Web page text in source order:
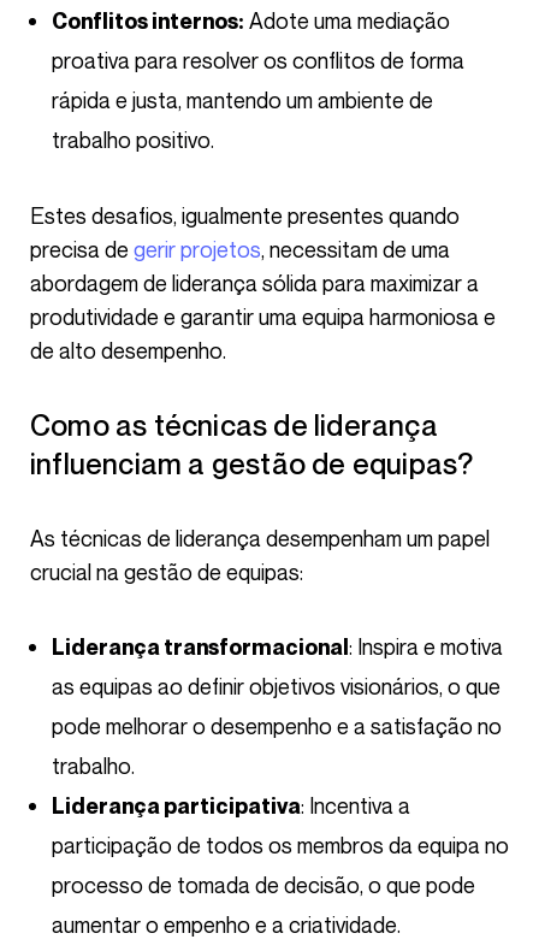
Conflitos internos: Adote uma mediação
proativa para resolver os conflitos de forma
rápida e justa, mantendo um ambiente de
trabalho positivo.
Estes desafios, igualmente presentes quando
precisa de gerir projetos, necessitam de uma
abordagem de liderança sólida para maximizar a
produtividade e garantir uma equipa harmoniosa e
de alto desempenho.
Como as técnicas de liderança
influenciam a gestão de equipas?
As técnicas de liderança desempenham um papel
crucial na gestão de equipas:
Liderança transformacional : Inspira e motiva
as equipas ao definir objetivos visionários, o que
pode melhorar o desempenho e a satisfação no
trabalho.
Liderança participativa: Incentiva a
participação de todos os membros da equipa no
processo de tomada de decisão, o que pode
aumentar o empenho e a criatividade.